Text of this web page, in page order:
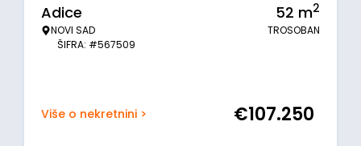
Adice
NOVI SAD
ŠIFRA: #567509
52 m2
TROSOBAN
Više o nekretnini > €107.250